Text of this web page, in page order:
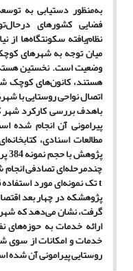
به‌منظور دستیابی به
فضایی کشورهای
نظام‌یافته سکونتگاه‌ها
میان توجه به شهرهای
وضعیت است. نخستین
هستند، کانون‌های کوچک
اتصال نواحی روستایی با
باهدف بررسی کارکرد
پیرامونی آن انجام شده
مطالعات اسنادی،
چندمرحله‌ای تصادفی
tتک نمونه‌ای مورد
پژوهشکه در چهار بعد
گرفت، نشان می‌دهد که
ارائه خدمات به حوزه‌های
خدمات و امکانات از سوی
روستایی پیرامونی آن شده